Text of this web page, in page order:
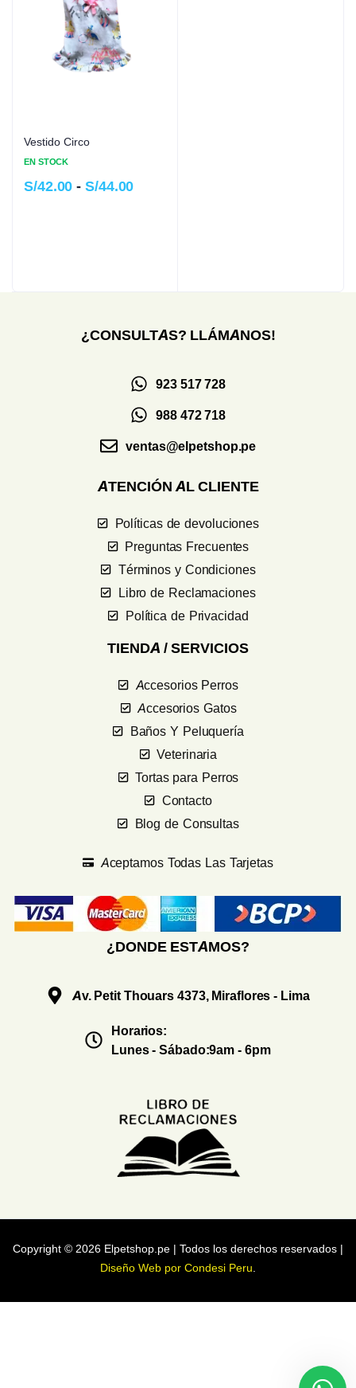
Vestido Circo
EN STOCK
S/42.00 - S/44.00
¿CONSULTAS? LLÁMANOS!
923 517 728
988 472 718
ventas@elpetshop.pe
ATENCIÓN AL CLIENTE
Políticas de devoluciones
Preguntas Frecuentes
Términos y Condiciones
Libro de Reclamaciones
Política de Privacidad
TIENDA / SERVICIOS
Accesorios Perros
Accesorios Gatos
Baños Y Peluquería
Veterinaria
Tortas para Perros
Contacto
Blog de Consultas
Aceptamos Todas Las Tarjetas
¿DONDE ESTAMOS?
Av. Petit Thouars 4373, Miraflores - Lima
Horarios:
Lunes - Sábado:9am - 6pm
Copyright © 2026 Elpetshop.pe | Todos los derechos reservados |
Diseño Web por Condesi Peru